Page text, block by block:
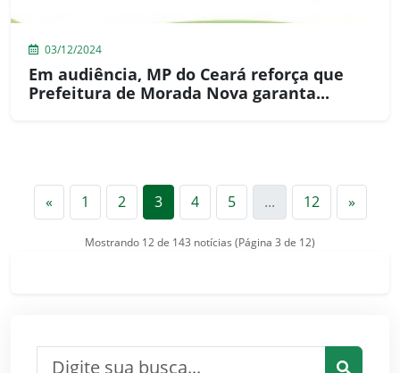
03/12/2024
Em audiência, MP do Ceará reforça que
Prefeitura de Morada Nova garanta...
«Anterior
1 2 3 4 5 ... 12 »
Mostrando 12 de 143 notícias (Página 3 de 12)